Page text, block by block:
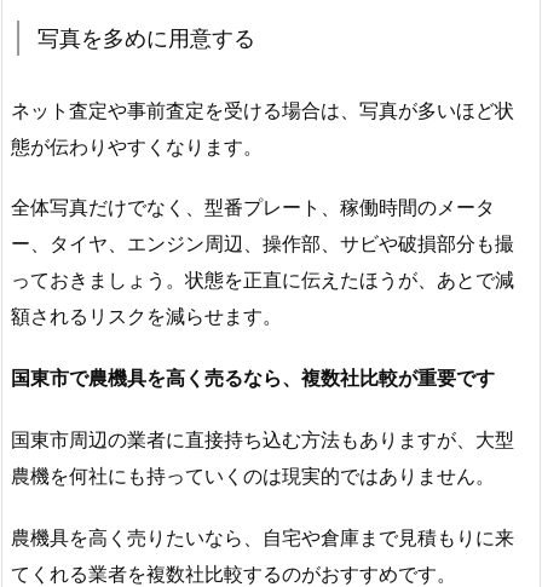
写真を多めに用意する
ネット査定や事前査定を受ける場合は、写真が多いほど状
態が伝わりやすくなります。
全体写真だけでなく、型番プレート、稼働時間のメータ
ー、タイヤ、エンジン周辺、操作部、サビや破損部分も撮
っておきましょう。状態を正直に伝えたほうが、あとで減
額されるリスクを減らせます。
国東市で農機具を高く売るなら、複数社比較が重要です
国東市周辺の業者に直接持ち込む方法もありますが、大型
農機を何社にも持っていくのは現実的ではありません。
農機具を高く売りたいなら、自宅や倉庫まで見積もりに来
てくれる業者を複数社比較するのがおすすめです。